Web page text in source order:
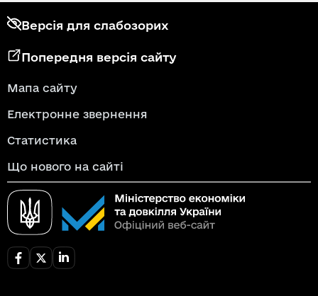
Версія для слабозорих
Попередня версія сайту
Мапа сайту
Електронне звернення
Статистика
Що нового на сайті